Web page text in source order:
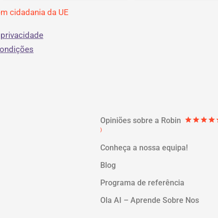
cidadania da UE
Opiniões sobre a Robin starstarstarstar
)
Conheça a nossa equipa!
Blog
Programa de referência
Ola AI – Aprende Sobre Nos